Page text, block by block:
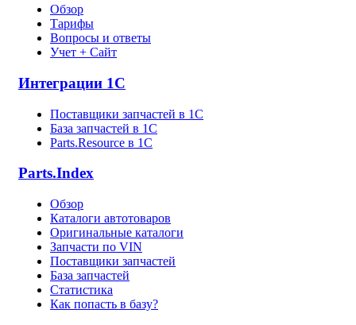
Обзор
Тарифы
Вопросы и ответы
Учет + Сайт
Интеграции 1С
Поставщики запчастей в 1C
База запчастей в 1С
Parts.Resource в 1C
Parts.Index
Обзор
Каталоги автотоваров
Оригинальные каталоги
Запчасти по VIN
Поставщики запчастей
База запчастей
Статистика
Как попасть в базу?